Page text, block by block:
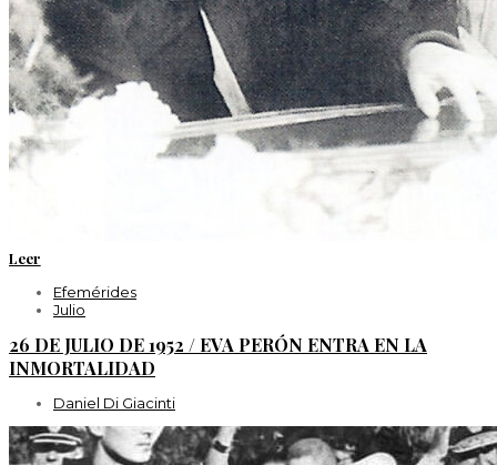
Leer
Efemérides
Julio
26 DE JULIO DE 1952 / EVA PERÓN ENTRA EN LA
INMORTALIDAD
Daniel Di Giacinti